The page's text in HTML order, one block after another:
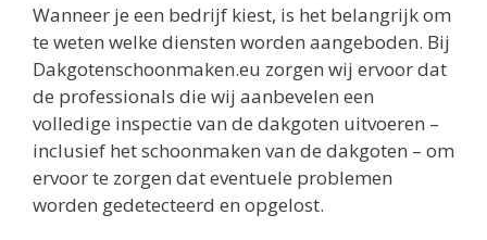
Wanneer je een bedrijf kiest, is het belangrijk om
te weten welke diensten worden aangeboden. Bij
Dakgotenschoonmaken.eu zorgen wij ervoor dat
de professionals die wij aanbevelen een
volledige inspectie van de dakgoten uitvoeren –
inclusief het schoonmaken van de dakgoten – om
ervoor te zorgen dat eventuele problemen
worden gedetecteerd en opgelost.